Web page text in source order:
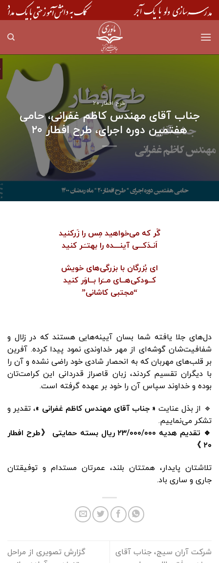
Skip
to
طرح افطار ۲۰
جناب آقای مهندس کاظم غفرانی، حامی
هفتمین دوره اجرای، طرح افطار ۲۰
گَر که می‌خواهید مِس را زَرکنید
اَنـدَکــی آینـــده را بهتـَـر کنید
ای بُزرگان با بزرگی‌های خویش
کــودکی‌هــای مــَرا بــاوَر کنید
“مجتبی کاشانی”
دل‌های جلا یافته شما بسان آیینه‌هایی هستند که در زلال و
شفافیت‌شان گوشه‌ای از مهر خداوندی نمود پیدا کرده. آفرین
بر قلب‌های مهربان که به انحصار شادی خود راضی نشده و آن را
با دیگران تقسیم کردند، زبان قاصراز قدردانی این کرامت‌تان
بوده و خداوند سپاس آن را خود بر عهده گرفته است.
🔹 از بذل عنایت « جناب آقای مهندس کاظم غفرانی »، تقدیر و
تشکر می‌نماییم.
🔹 تقدیم هدیه ۲۳/۰۰۰/۰۰۰ ریال بسته حمایتی 《طرح افطار
۲۰ 》
تلاشتان پایدار، همتتان بلند، عمرتان مستدام و توفیقتان
جاری و ساری باد.
شرکت آران سیج، جناب آقای
گزارش تصویری از مراحل